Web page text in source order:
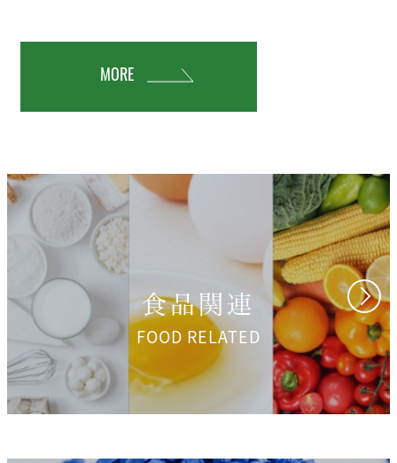
MORE
食品関連
FOOD RELATED